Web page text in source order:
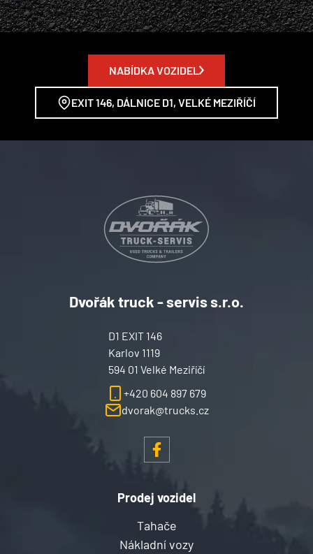
NABÍDKA VOZIDEL
EXIT 146, DÁLNICE D1, VELKÉ MEZIŘÍČÍ
Dvořák truck - servis s.r.o.
dvorak@trucks.cz
+420 604 897 679
D1 EXIT 146
Karlov 1119
594 01 Velké Meziříčí
Prodej vozidel
Tahače
Nákladní vozy